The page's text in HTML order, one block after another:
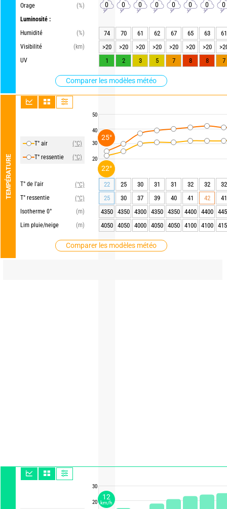
Orage
(%)
Luminosité :
Humidité
(%)
Visibilité
(km)
UV
Comparer les modèles météo
TEMPÉRATURE
T° air
(°C)
T° ressentie
(°C)
T° de l'air
(°C)
T° ressentie
(°C)
Isotherme 0°
(m)
Lim pluie/neige
(m)
Comparer les modèles météo
50
40
30
20
30
20
0 0 0 0 0 0 0 0
74 70 61 62 67 65 63
61
>20
>20 >20 >20 >20 >20 >20
1
2 3 5 7 8 8 7
22 25 30 31 31 32 32
32
25
30 37 39 40 41 42
41
4350
4350 4300 4350 4350 4400 4400
4050
4050 4000 4050 4050 4100 4100
12
km/h
22°
25°